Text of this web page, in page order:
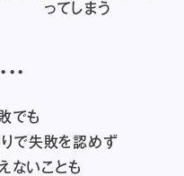
ってしまう
・
でも
りで失敗を認めず
ないことも